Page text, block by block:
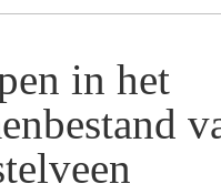
in het